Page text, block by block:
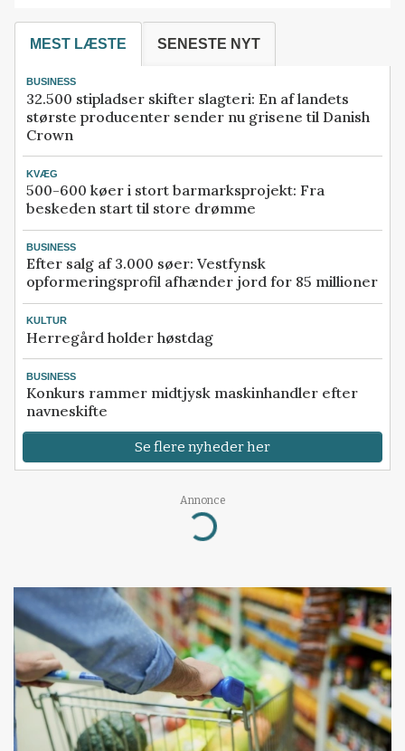
MEST LÆSTE SENESTE NYT
BUSINESS
32.500 stipladser skifter slagteri: En af landets
største producenter sender nu grisene til Danish
Crown
KVÆG
500-600 køer i stort barmarksprojekt: Fra
beskeden start til store drømme
BUSINESS
Efter salg af 3.000 søer: Vestfynsk
opformeringsprofil afhænder jord for 85 millioner
KULTUR
Herregård holder høstdag
BUSINESS
Konkurs rammer midtjysk maskinhandler efter
navneskifte
Se flere nyheder her
Annonce
Loading...